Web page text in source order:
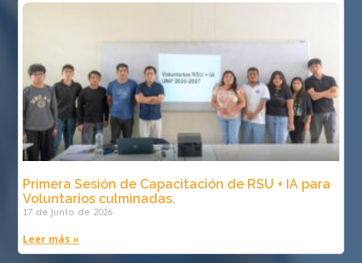
Primera Sesión de Capacitación de RSU + IA para
Voluntarios culminadas.
17 de junio de 2026
Leer más »